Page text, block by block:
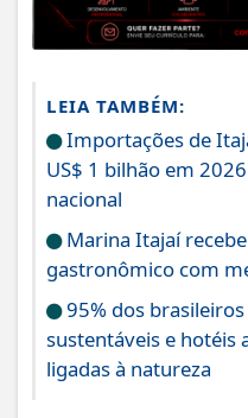
LEIA TAMBÉM:
Importações de
US$ 1 bilhão em
nacional
Marina Itajaí
gastronômico com
95% dos
sustentáveis e hotéis
ligadas à natureza